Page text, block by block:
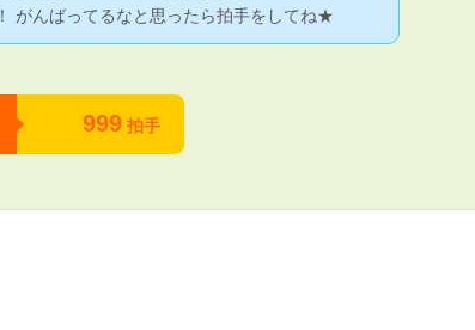
がんばってるなと思ったら拍手をしてね★
999 拍手